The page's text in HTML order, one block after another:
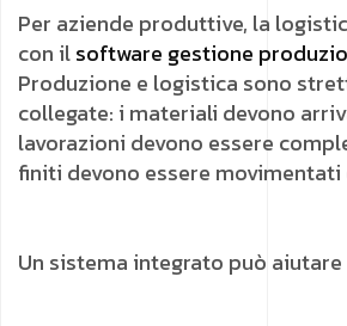
Per aziende produttive, la
con ilsoftware gestione
Produzione e logistica sono
collegate: i materiali devono
lavorazioni devono essere
finiti devono essere movimentati
Un sistema integrato può